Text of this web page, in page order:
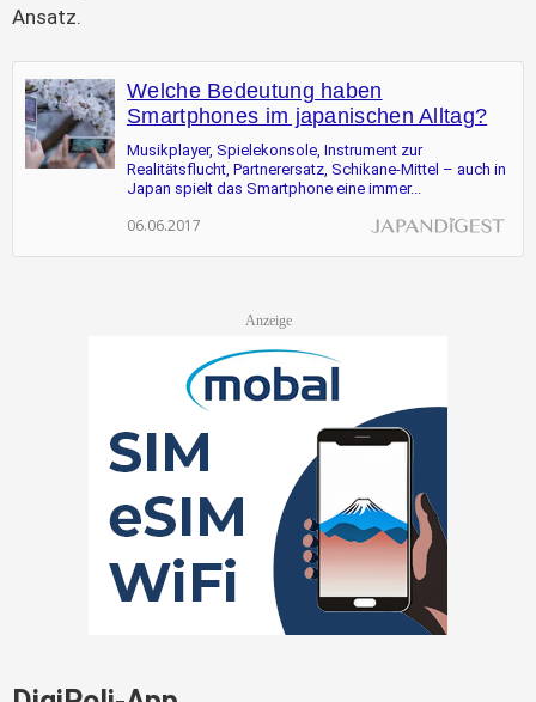
Ansatz.
Welche Bedeutung haben
Smartphones im japanischen Alltag?
Musikplayer, Spielekonsole, Instrument zur
Realitätsflucht, Partnerersatz, Schikane-Mittel – auch in
Japan spielt das Smartphone eine immer...
06.06.2017